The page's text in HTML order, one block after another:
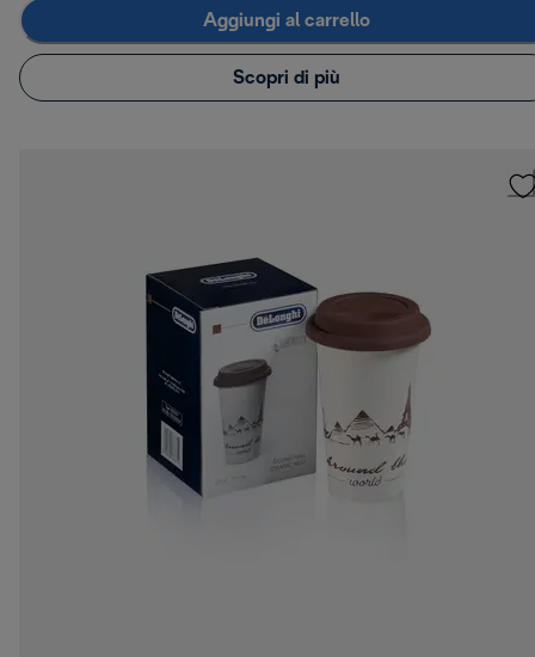
Aggiungi al carrello
Scopri di più